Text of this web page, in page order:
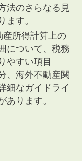
法のさらなる見
ます。
産所得計算上の
について、税務
やすい項目
、海外不動産関
細なガイドライ
あります。